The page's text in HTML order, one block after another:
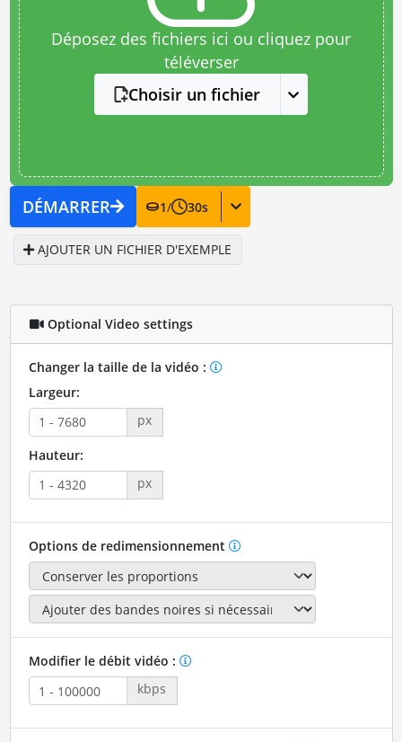
Déposez des fichiers ici ou cliquez pour
téléverser
Choisir un fichier
DÉMARRER 1/ 30s
AJOUTER UN FICHIER D'EXEMPLE
Optional Video settings
Changer la taille de la vidéo :
Largeur:
px
Hauteur:
px
Options de redimensionnement
Modifier le débit vidéo :
kbps